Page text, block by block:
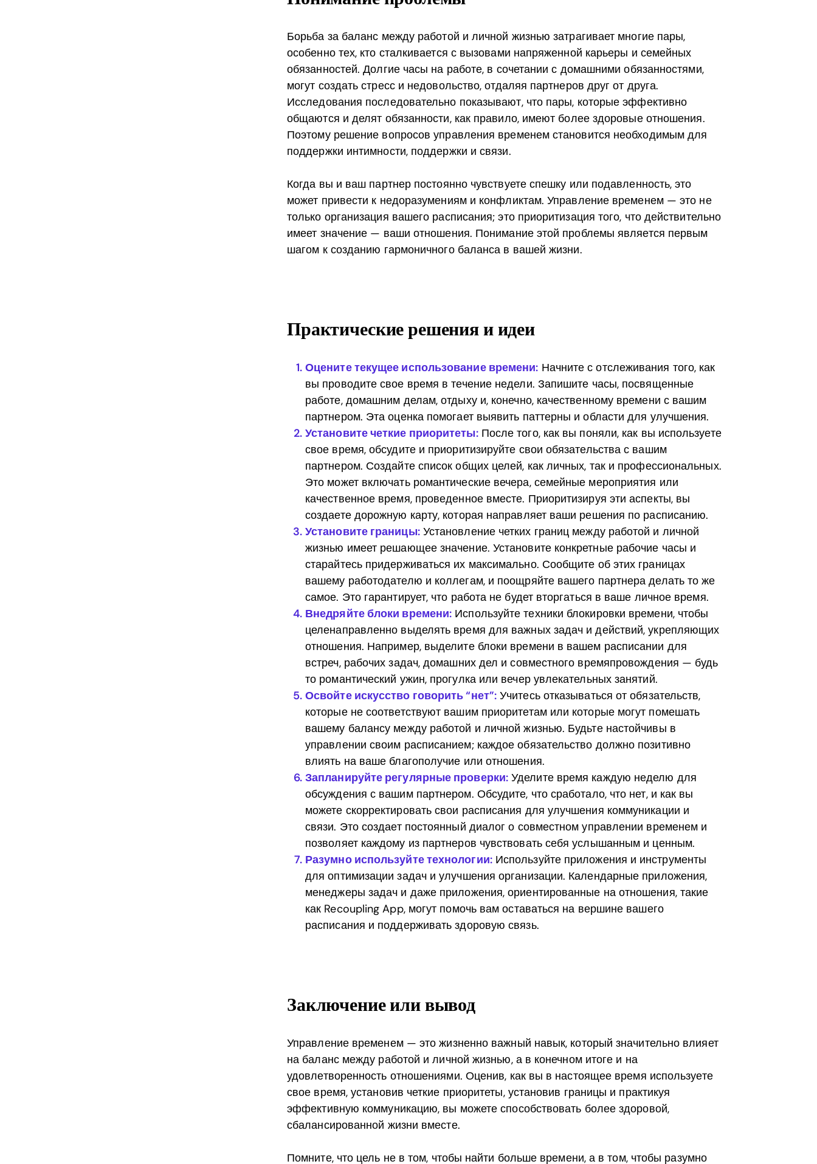
Борьба за баланс между работой и личной жизнью затрагивает многие пары,
особенно тех, кто сталкивается с вызовами напряженной карьеры и семейных
обязанностей. Долгие часы на работе, в сочетании с домашними обязанностями,
могут создать стресс и недовольство, отдаляя партнеров друг от друга.
Исследования последовательно показывают, что пары, которые эффективно
общаются и делят обязанности, как правило, имеют более здоровые отношения.
Поэтому решение вопросов управления временем становится необходимым для
поддержки интимности, поддержки и связи.
Когда вы и ваш партнер постоянно чувствуете спешку или подавленность, это
может привести к недоразумениям и конфликтам. Управление временем — это не
только организация вашего расписания; это приоритизация того, что действительно
имеет значение — ваши отношения. Понимание этой проблемы является первым
шагом к созданию гармоничного баланса в вашей жизни.
Практические решения и идеи
Оцените текущее использование времени: Начните с отслеживания того, как
вы проводите свое время в течение недели. Запишите часы, посвященные
работе, домашним делам, отдыху и, конечно, качественному времени с вашим
партнером. Эта оценка помогает выявить паттерны и области для улучшения.
Установите четкие приоритеты:После того, как вы поняли, как вы используете
свое время, обсудите и приоритизируйте свои обязательства с вашим
партнером. Создайте список общих целей, как личных, так и профессиональных.
Это может включать романтические вечера, семейные мероприятия или
качественное время, проведенное вместе. Приоритизируя эти аспекты, вы
создаете дорожную карту, которая направляет ваши решения по расписанию.
Установите границы:Установление четких границ между работой и личной
жизнью имеет решающее значение. Установите конкретные рабочие часы и
старайтесь придерживаться их максимально. Сообщите об этих границах
вашему работодателю и коллегам, и поощряйте вашего партнера делать то же
самое. Это гарантирует, что работа не будет вторгаться в ваше личное время.
Внедряйте блоки времени: Используйте техники блокировки времени, чтобы
целенаправленно выделять время для важных задач и действий, укрепляющих
отношения. Например, выделите блоки времени в вашем расписании для
встреч, рабочих задач, домашних дел и совместного времяпровождения — будь
то романтический ужин, прогулка или вечер увлекательных занятий.
Освойте искусство говорить “нет”:Учитесь отказываться от обязательств,
которые не соответствуют вашим приоритетам или которые могут помешать
вашему балансу между работой и личной жизнью. Будьте настойчивы в
управлении своим расписанием; каждое обязательство должно позитивно
влиять на ваше благополучие или отношения.
Запланируйте регулярные проверки:Уделите время каждую неделю для
обсуждения с вашим партнером. Обсудите, что сработало, что нет, и как вы
можете скорректировать свои расписания для улучшения коммуникации и
связи. Это создает постоянный диалог о совместном управлении временем и
позволяет каждому из партнеров чувствовать себя услышанным и ценным.
Разумно используйте технологии:Используйте приложения и инструменты
для оптимизации задач и улучшения организации. Календарные приложения,
менеджеры задач и даже приложения, ориентированные на отношения, такие
как Recoupling App, могут помочь вам оставаться на вершине вашего
расписания и поддерживать здоровую связь.
Заключение или вывод
Управление временем — это жизненно важный навык, который значительно влияет
на баланс между работой и личной жизнью, а в конечном итоге и на
удовлетворенность отношениями. Оценив, как вы в настоящее время используете
свое время, установив четкие приоритеты, установив границы и практикуя
эффективную коммуникацию, вы можете способствовать более здоровой,
сбалансированной жизни вместе.
Помните, что цель не в том, чтобы найти больше времени, а в том, чтобы разумно